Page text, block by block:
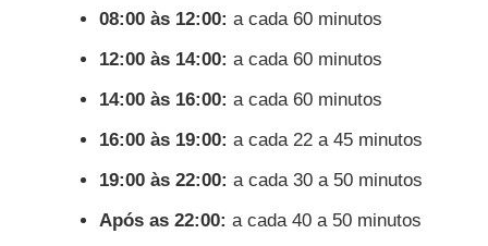
08:00 às 12:00: a cada 60 minutos
12:00 às 14:00: a cada 60 minutos
14:00 às 16:00: a cada 60 minutos
16:00 às 19:00: a cada 22 a 45 minutos
19:00 às 22:00: a cada 30 a 50 minutos
Após as 22:00: a cada 40 a 50 minutos